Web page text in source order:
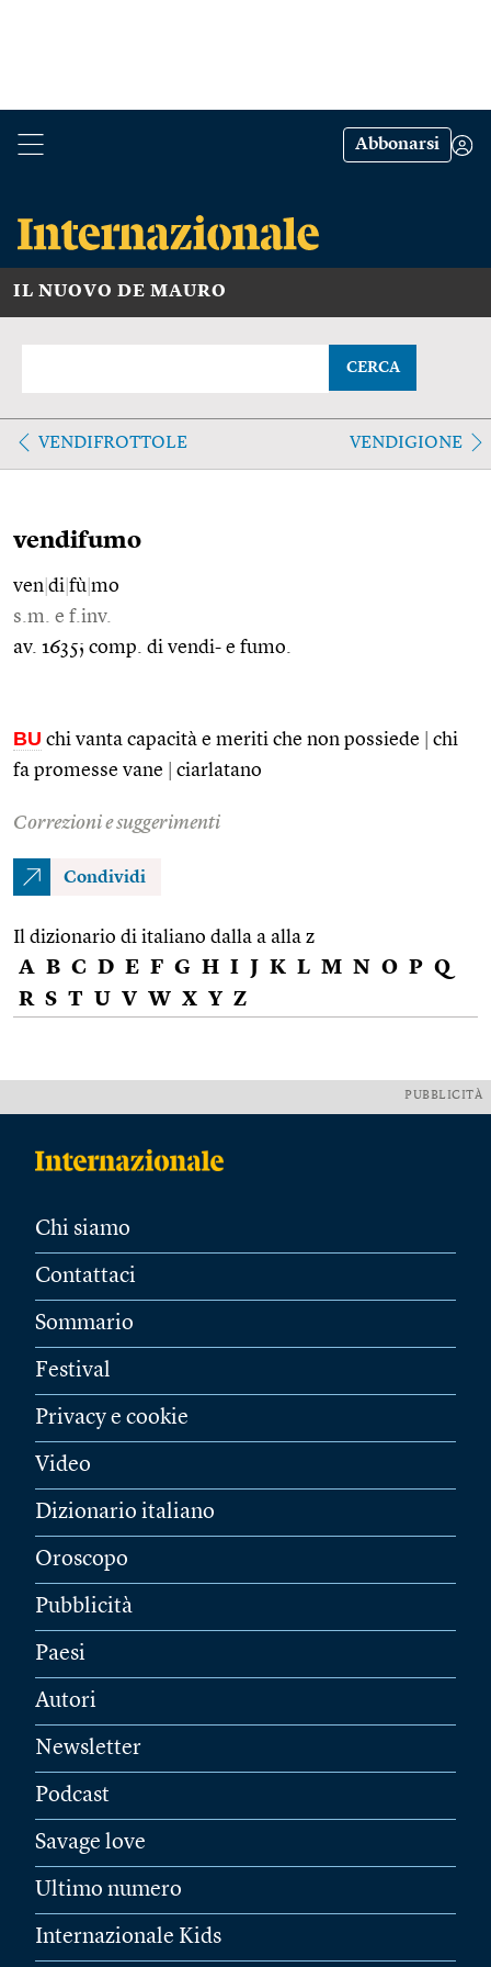
Abbonarsi
IL NUOVO DE MAURO
CERCA
VENDIFROTTOLE VENDIGIONE
vendifumo
ven di fù mo
s.m. e f.inv.
av. 1635; comp. di vendi- e fumo.
BU chi vanta capacità e meriti che non possiede
chi
fa promesse vane
ciarlatano
Correzioni e suggerimenti
Condividi
Il dizionario di italiano dalla a alla z
A B C D E F G H I J K L M N O P Q
R S T U V W X Y Z
PUBBLICITÀ
Chi siamo
Contattaci
Sommario
Festival
Privacy e cookie
Video
Dizionario italiano
Oroscopo
Pubblicità
Paesi
Autori
Newsletter
Podcast
Savage love
Ultimo numero
Internazionale Kids